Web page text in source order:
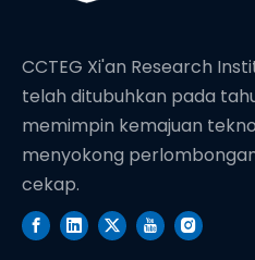
CCTEG Xi'an Research
telah ditubuhkan pada
memimpin kemajuan
menyokong
cekap.